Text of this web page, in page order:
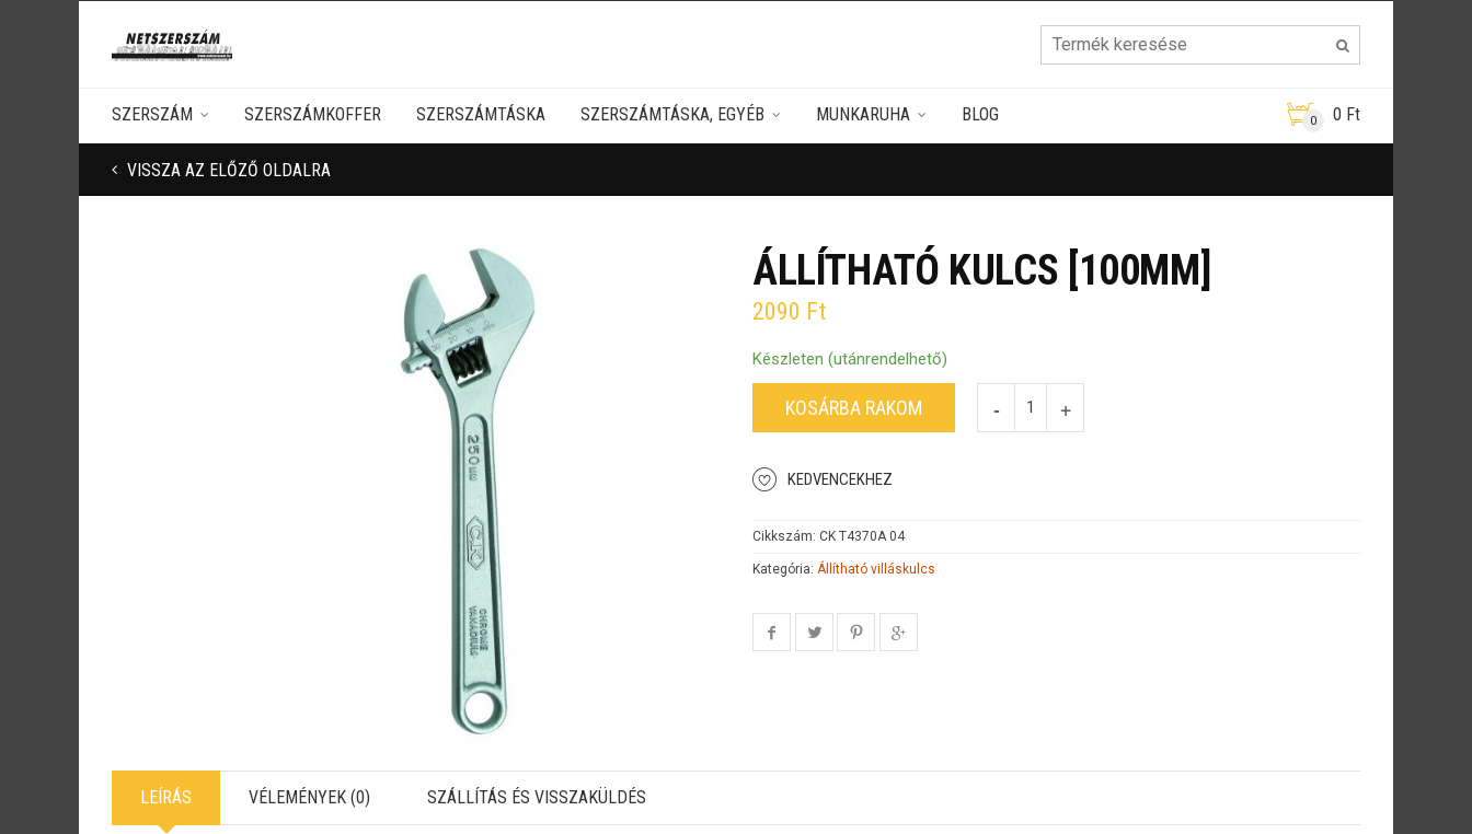
SZERSZÁM SZERSZÁMKOFFER SZERSZÁMTÁSKA SZERSZÁMTÁSKA, EGYÉB MUNKARUHA BLOG 0 0 Ft
VISSZA AZ ELŐZŐ OLDALRA
ÁLLÍTHATÓ KULCS [100MM]
2090 Ft
Készleten (utánrendelhető)
KOSÁRBA RAKOM
KEDVENCEKHEZ
Cikkszám: CK T4370A 04
Kategória: Állítható villáskulcs
LEÍRÁS VÉLEMÉNYEK (0) SZÁLLÍTÁS ÉS VISSZAKÜLDÉS